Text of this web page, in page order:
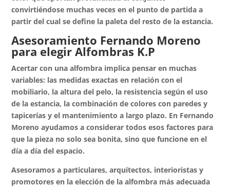
convirtiéndose muchas veces en el punto de partida a
partir del cual se define la paleta del resto de la estancia.
Asesoramiento Fernando Moreno
para elegir Alfombras K.P
Acertar con una alfombra implica pensar en muchas
variables: las medidas exactas en relación con el
mobiliario, la altura del pelo, la resistencia según el uso
de la estancia, la combinación de colores con paredes y
tapicerías y el mantenimiento a largo plazo. En Fernando
Moreno ayudamos a considerar todos esos factores para
que la pieza no solo sea bonita, sino que funcione en el
día a día del espacio.
Asesoramos a particulares, arquitectos, interioristas y
promotores en la elección de la alfombra más adecuada